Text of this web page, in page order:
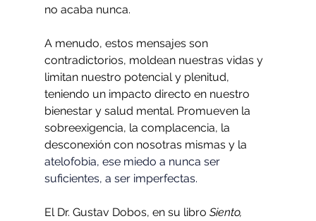
no acaba nunca.
A menudo, estos mensajes son
contradictorios, moldean nuestras vidas y
limitan nuestro potencial y plenitud,
teniendo un impacto directo en nuestro
bienestar y salud mental. Promueven la
sobreexigencia, la complacencia, la
desconexión con nosotras mismas y la
atelofobia, ese miedo a nunca ser
suficientes, a ser imperfectas.
El Dr. Gustav Dobos, en su libro Siento,